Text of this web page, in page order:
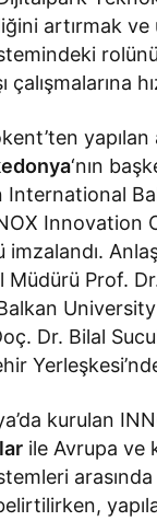
artırmak ve
çalışmalarına
yapılan
‘nın
International
Innovation
Müdürü Prof.
Dr. Bilal
kurulan
ile Avrupa ve